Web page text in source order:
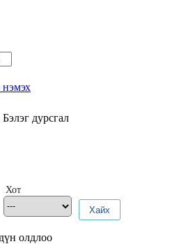
нэмэх
дурсгал
Хот
Хайх
олдлоо